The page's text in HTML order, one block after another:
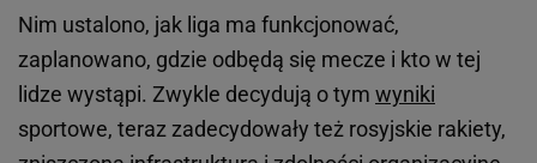
Nim ustalono, jak liga ma funkcjonować,
zaplanowano, gdzie odbędą się mecze i kto w tej
lidze wystąpi. Zwykle decydują o tym wyniki
sportowe, teraz zadecydowały też rosyjskie rakiety,